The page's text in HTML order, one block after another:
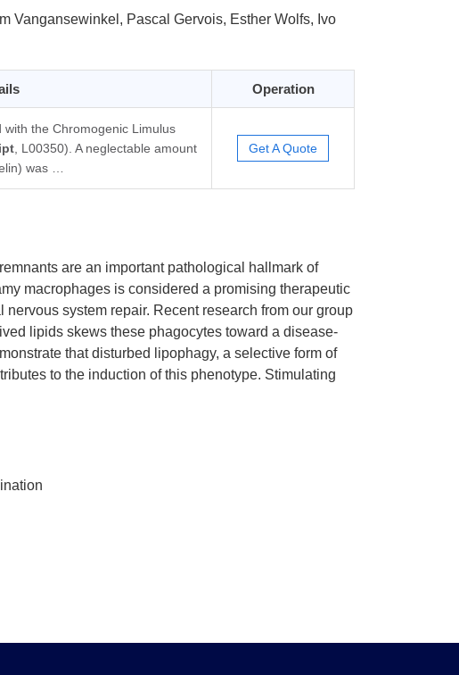
Vangansewinkel, Pascal Gervois, Esther Wolfs, Ivo
Operation
the Chromogenic Limulus
, L00350). A neglectable amount
was …
Get A Quote
are an important pathological hallmark of
macrophages is considered a promising therapeutic
system repair. Recent research from our group
lipids skews these phagocytes toward a disease-
that disturbed lipophagy, a selective form of
to the induction of this phenotype. Stimulating